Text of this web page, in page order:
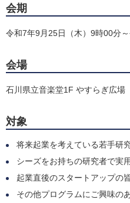
会期
令和7年9月25日（木）9時00分
会場
石川県立音楽堂1F やすらぎ広場
対象
将来起業を考えている若手研
シーズをお持ちの研究者で実
起業直後のスタートアップの
その他プログラムにご興味の